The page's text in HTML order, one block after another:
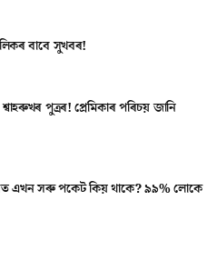
বাবে সুখবৰ!
পুত্ৰৰ! প্ৰেমিকাৰ পৰিচয় জানি
এখন সৰু পকেট কিয় থাকে? ৯৯% লোকে